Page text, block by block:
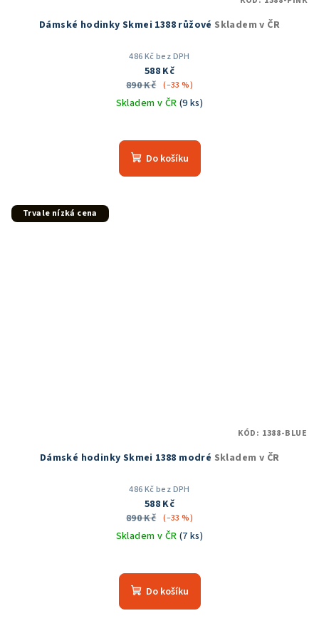
Dámské hodinky Skmei 1388 růžové Skladem v ČR
486 Kč bez DPH
588 Kč
890 Kč (–33 %)
Skladem v ČR (9 ks)
hodnocení
produktu
Do košíku
Trvale nízká cena
Dámské hodinky Skmei 1388 modré Skladem v ČR
486 Kč bez DPH
588 Kč
890 Kč (–33 %)
Skladem v ČR (7 ks)
hodnocení
produktu
Do košíku
KÓD: 1388-BLUE